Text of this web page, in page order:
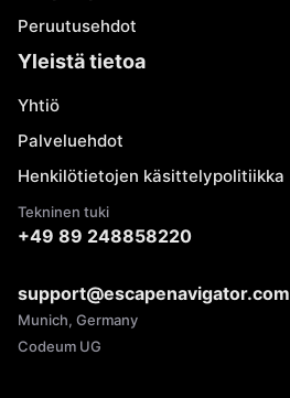
Peruutusehdot
Yleistä tietoa
Yhtiö
Palveluehdot
Henkilötietojen käsittelypolitiikka
Tekninen tuki
+49 89 248858220
support@escapenavigator.com
Munich, Germany
Codeum UG